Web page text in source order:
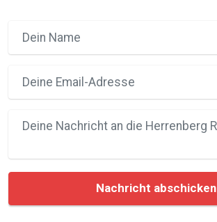
Nachricht abschicken